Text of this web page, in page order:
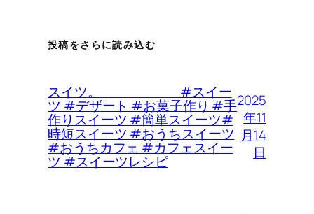
投稿をさらに読み込む
スイツ。 #スイー
ツ #デザート #お菓子作り #手
作りスイーツ #簡単スイーツ#
時短スイーツ #おうちスイーツ
#おうちカフェ #カフェスイー
ツ #スイーツレシピ
2025
年11
月14
日